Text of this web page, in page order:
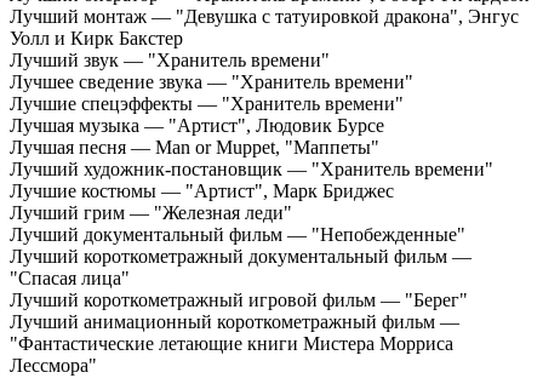
Лучший монтаж — "Девушка с татуировкой дракона", Энгус
Уолл и Кирк Бакстер
Лучший звук — "Хранитель времени"
Лучшее сведение звука — "Хранитель времени"
Лучшие спецэффекты — "Хранитель времени"
Лучшая музыка — "Артист", Людовик Бурсе
Лучшая песня — Man or Muppet, "Маппеты"
Лучший художник-постановщик — "Хранитель времени"
Лучшие костюмы — "Артист", Марк Бриджес
Лучший грим — "Железная леди"
Лучший документальный фильм — "Непобежденные"
Лучший короткометражный документальный фильм —
"Спасая лица"
Лучший короткометражный игровой фильм — "Берег"
Лучший анимационный короткометражный фильм —
"Фантастические летающие книги Мистера Морриса
Лессмора"